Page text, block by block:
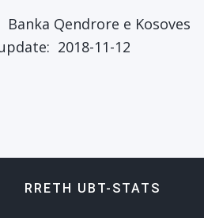
Banka Qendrore e Kosoves
2018-11-12
RRETH UBT-STATS